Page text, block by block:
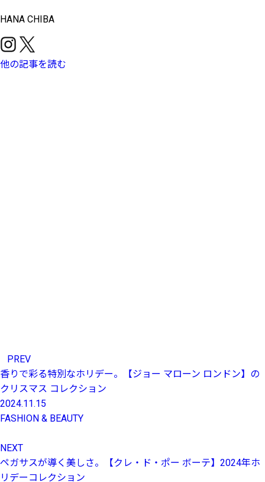
HANA CHIBA
他の記事を読む
PREV
香りで彩る特別なホリデー。【ジョー マローン ロンドン】の
クリスマス コレクション
2024.11.15
FASHION & BEAUTY
NEXT
ペガサスが導く美しさ。【クレ・ド・ポー ボーテ】2024年ホ
リデーコレクション